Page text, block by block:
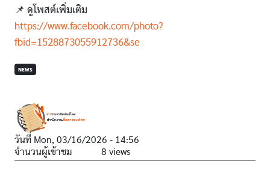
📌 ดูโพสต์เพิ่มเติม
https://www.facebook.com/photo?
fbid=1528873055912736&se
NEWS
วันที่ Mon, 03/16/2026 - 14:56
จำนวนผู้เข้าชม
8 views